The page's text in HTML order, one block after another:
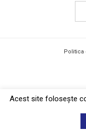
Politica
Acest site foloseşte